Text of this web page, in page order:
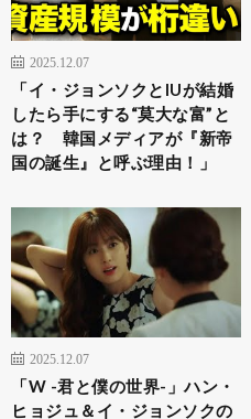
2025.12.07
「イ・ジョンソクとIUが結婚
したら手にする“莫大な富”と
は？ 韓国メディアが『新帝
国の誕生』と呼ぶ理由！」
2025.12.07
「W -君と僕の世界-」ハン・
ヒョジュ＆イ・ジョンソクの